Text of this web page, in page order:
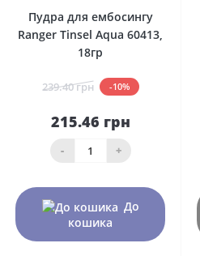
Пудра для ембосингу
Ranger Tinsel Aqua 60413,
18гр
239.40 грн -10%
215.46 грн
- +
До
кошика